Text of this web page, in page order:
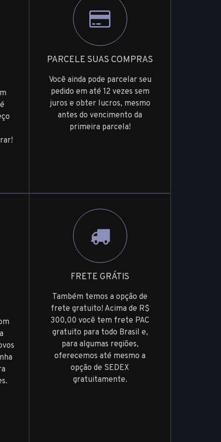
PARCELE SUAS COMPRAS
Você ainda pode parcelar seu
pedido em até 12 vezes sem
juros e obter lucros, mesmo
antes do vencimento da
primeira parcela!
FRETE GRÁTIS
Também temos a opção de
frete gratuito! Acima de R$
300,00 você tem frete PAC
gratuito para todo Brasil e,
para algumas regiões,
oferecemos até mesmo a
opção de SEDEX
gratuitamente.